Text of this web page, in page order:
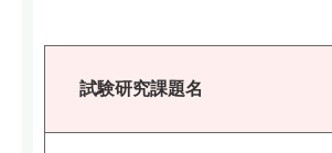
試験研究課題名